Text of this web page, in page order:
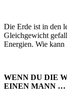
Die Erde ist in den
Gleichgewicht
Energien. Wie
WENN DU DIE
EINEN MANN …